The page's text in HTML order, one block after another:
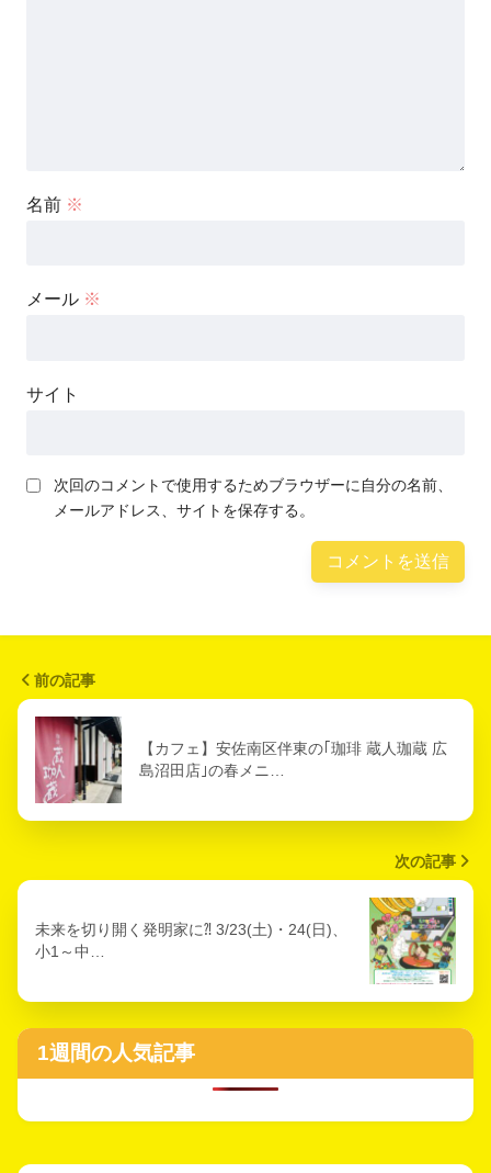
名前 ※
メール ※
サイト
次回のコメントで使用するためブラウザーに自分の名前、
メールアドレス、サイトを保存する。
前の記事
【カフェ】安佐南区伴東の｢珈琲 蔵人珈蔵 広
島沼田店｣の春メニ…
次の記事
未来を切り開く発明家に⁈ 3/23(土)・24(日)、
小1～中…
1週間の人気記事